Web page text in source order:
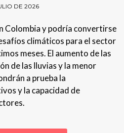
DE 2026
Colombia y podría convertirse
climáticos para el sector
meses. El aumento de las
de las lluvias y la menor
a prueba la
y la capacidad de